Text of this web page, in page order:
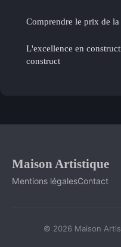
Comprendre le prix de
L'excellence en
construct
Maison Artistique
Mentions légalesContact
© 2026 Maison